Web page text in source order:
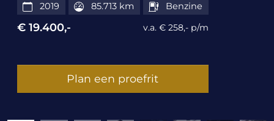
2019 85.713 km Benzine
€ 19.400,- v.a. € 258,- p/m
Plan een proefrit